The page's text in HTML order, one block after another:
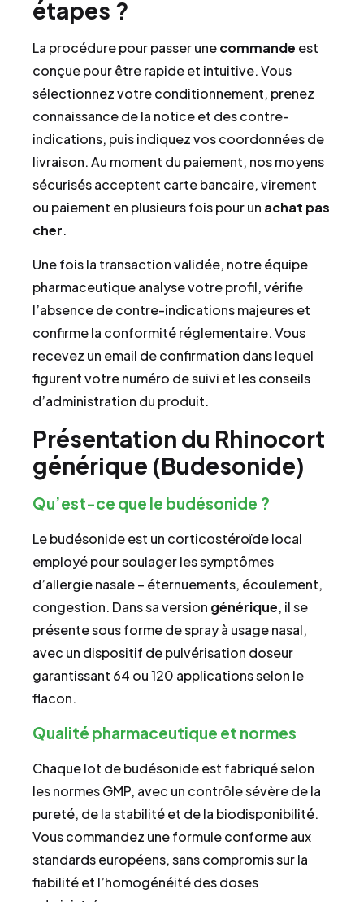
étapes ?
La procédure pour passer unecommande est
conçue pour être rapide et intuitive. Vous
sélectionnez votre conditionnement, prenez
connaissance de la notice et des contre-
indications, puis indiquez vos coordonnées de
livraison. Au moment du paiement, nos moyens
sécurisés acceptent carte bancaire, virement
ou paiement en plusieurs fois pour un achat pas
cher.
Une fois la transaction validée, notre équipe
pharmaceutique analyse votre profil, vérifie
l’absence de contre-indications majeures et
confirme la conformité réglementaire. Vous
recevez un email de confirmation dans lequel
figurent votre numéro de suivi et les conseils
d’administration du produit.
Présentation du Rhinocort
générique (Budesonide)
Qu’est-ce que le budésonide ?
Le budésonide est un corticostéroïde local
employé pour soulager les symptômes
d’allergie nasale – éternuements, écoulement,
congestion. Dans sa version générique, il se
présente sous forme de spray à usage nasal,
avec un dispositif de pulvérisation doseur
garantissant 64 ou 120 applications selon le
flacon.
Qualité pharmaceutique et normes
Chaque lot de budésonide est fabriqué selon
les normes GMP, avec un contrôle sévère de la
pureté, de la stabilité et de la biodisponibilité.
Vous commandez une formule conforme aux
standards européens, sans compromis sur la
fiabilité et l’homogénéité des doses